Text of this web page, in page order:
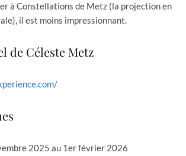
à Constellations de Metz (la projection en
il est moins impressionnant.
de Céleste Metz
2025 au 1er février 2026